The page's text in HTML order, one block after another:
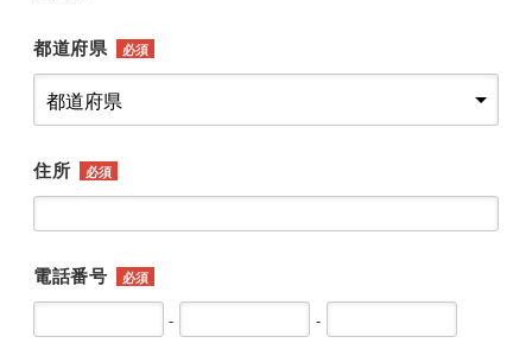
都道府県 必須
住所 必須
電話番号 必須
-
-